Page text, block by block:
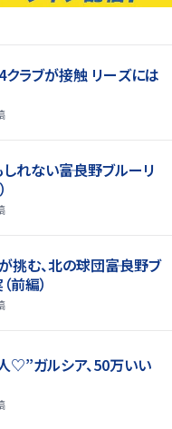
ラブが接触 リーズには
れない――富良野ブルーリ
挑む、北の球団――富良野ブ
前編）
♡”ガルシア、50万いい